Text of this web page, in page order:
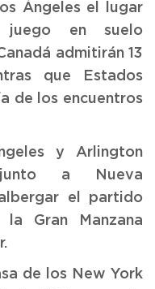
Ángeles el lugar
en suelo
admitirán 13
que Estados
de los encuentros
y Arlington
junto a Nueva
el partido
Gran Manzana
de los New York